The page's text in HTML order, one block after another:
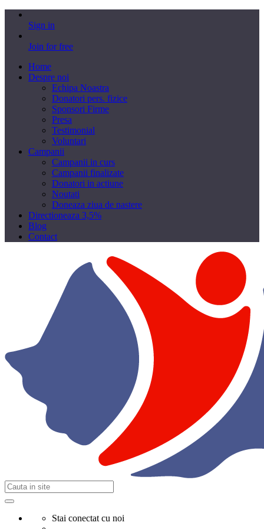
Sign in
Join for free
Home
Despre noi
Echipa Noastra
Donatori pers. fizice
Sponsori Firme
Presa
Testimonial
Voluntari
Campanii
Campanii in curs
Campanii finalizate
Donatori in actiune
Noutati
Doneaza ziua de nastere
Directioneaza 3,5%
Blog
Contact
Stai conectat cu noi